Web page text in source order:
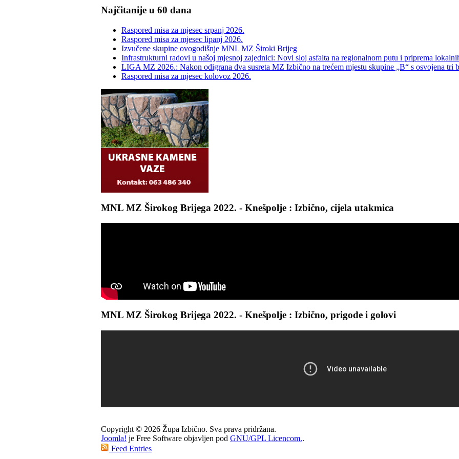
Najčitanije u 60 dana
Raspored misa za mjesec srpanj 2026.
Raspored misa za mjesec lipanj 2026.
Izvučene skupine ovogodišnje MNL MZ Široki Brijeg
Infrastrukturni radovi u našoj mjesnoj zajednici: Novi sloj asfalta na regionalnom putu i priprema
LIGA MZ 2026.: Nakon odigrana dva susreta MZ Izbično na trećem mjestu skupine „B“ s osvojena tri
Raspored misa za mjesec kolovoz 2026.
MNL MZ Širokog Brijega 2022. - Knešpolje : Izbično, cijela utakmica
MNL MZ Širokog Brijega 2022. - Knešpolje : Izbično, prigode i golovi
Copyright © 2026 Župa Izbično. Sva prava pridržana.
Joomla! je Free Software objavljen pod GNU/GPL Licencom..
Feed Entries